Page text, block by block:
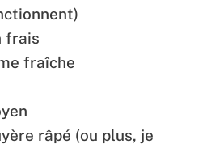
frais
fraîche
râpé (ou plus, je